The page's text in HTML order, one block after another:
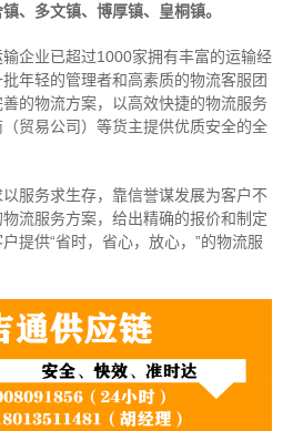
、多文镇、博厚镇、皇桐镇。
企业已超过1000家拥有丰富的运输经
年轻的管理者和高素质的物流客服团
的物流方案，以高效快捷的物流服务
贸易公司）等货主提供优质安全的全
服务求生存，靠信誉谋发展为客户不
流服务方案，给出精确的报价和制定
提供“省时，省心，放心，”的物流服